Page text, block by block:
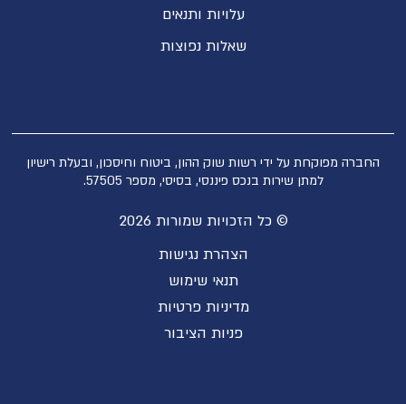
עלויות ותנאים
שאלות נפוצות
החברה מפוקחת על ידי רשות שוק ההון, ביטוח וחיסכון, ובעלת רישיון
למתן שירות בנכס פיננסי, בסיסי, מספר 57505.
© כל הזכויות שמורות 2026
הצהרת נגישות
תנאי שימוש
מדיניות פרטיות
פניות הציבור